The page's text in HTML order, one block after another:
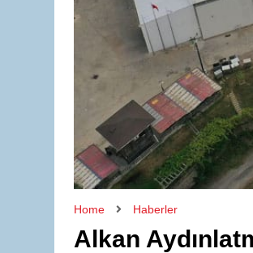
Home Haberler
Alkan